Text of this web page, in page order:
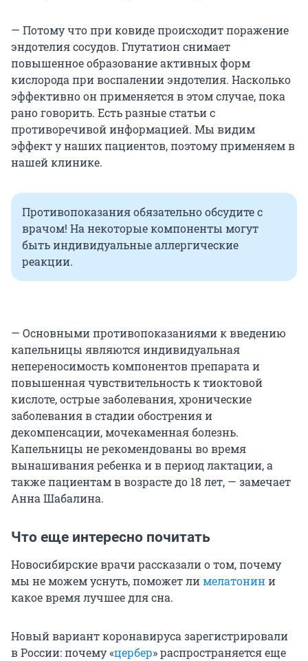
— Потому что при ковиде происходит поражение
эндотелия сосудов. Глутатион снимает
повышенное образование активных форм
кислорода при воспалении эндотелия. Насколько
эффективно он применяется в этом случае, пока
рано говорить. Есть разные статьи с
противоречивой информацией. Мы видим
эффект у наших пациентов, поэтому применяем в
нашей клинике.
Противопоказания обязательно обсудите с
врачом! На некоторые компоненты могут
быть индивидуальные аллергические
реакции.
— Основными противопоказаниями к введению
капельницы являются индивидуальная
непереносимость компонентов препарата и
повышенная чувствительность к тиоктовой
кислоте, острые заболевания, хронические
заболевания в стадии обострения и
декомпенсации, мочекаменная болезнь.
Капельницы не рекомендованы во время
вынашивания ребенка и в период лактации, а
также пациентам в возрасте до 18 лет, — замечает
Анна Шабалина.
Что еще интересно почитать
Новосибирские врачи рассказали о том, почему
мы не можем уснуть, поможет лимелатонини
какое время лучшее для сна.
Новый вариант коронавируса зарегистрировали
в России: почему «цербер» распространяется еще